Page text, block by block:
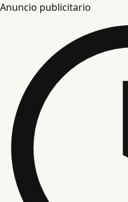
Anuncio publicitario